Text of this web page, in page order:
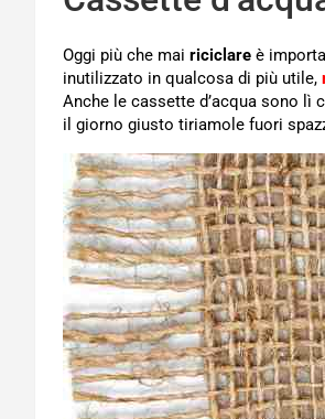
Oggi più che mai riciclare è
inutilizzato in qualcosa di più utile,
Anche le cassette d’acqua sono lì
il giorno giusto tiriamole fuori